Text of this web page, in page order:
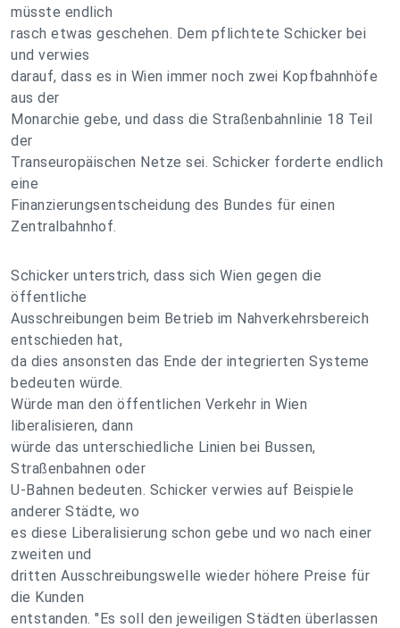
müsste endlich
rasch etwas geschehen. Dem pflichtete Schicker bei
und verwies
darauf, dass es in Wien immer noch zwei Kopfbahnhöfe
aus der
Monarchie gebe, und dass die Straßenbahnlinie 18 Teil
der
Transeuropäischen Netze sei. Schicker forderte endlich
eine
Finanzierungsentscheidung des Bundes für einen
Zentralbahnhof.
Schicker unterstrich, dass sich Wien gegen die
öffentliche
Ausschreibungen beim Betrieb im Nahverkehrsbereich
entschieden hat,
da dies ansonsten das Ende der integrierten Systeme
bedeuten würde.
Würde man den öffentlichen Verkehr in Wien
liberalisieren, dann
würde das unterschiedliche Linien bei Bussen,
Straßenbahnen oder
U-Bahnen bedeuten. Schicker verwies auf Beispiele
anderer Städte, wo
es diese Liberalisierung schon gebe und wo nach einer
zweiten und
dritten Ausschreibungswelle wieder höhere Preise für
die Kunden
entstanden. "Es soll den jeweiligen Städten überlassen